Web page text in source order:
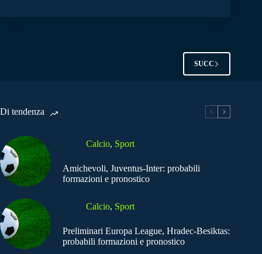
SUCC
Di tendenza
Calcio, Sport
Amichevoli, Juventus-Inter: probabili
formazioni e pronostico
Calcio, Sport
Preliminari Europa League, Hradec-Besiktas:
probabili formazioni e pronostico